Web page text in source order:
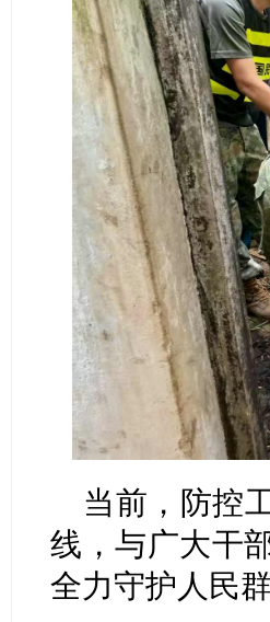
当前，防控
线，与广大干
全力守护人民